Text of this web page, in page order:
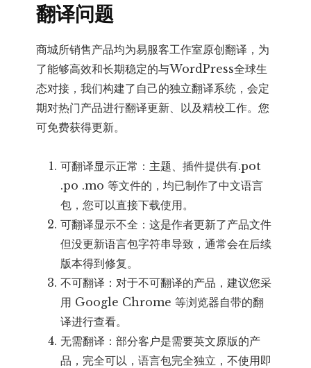
翻译问题
商城所销售产品均为易服客工作室原创翻译，为
了能够高效和长期稳定的与WordPress全球生
态对接，我们构建了自己的独立翻译系统，会定
期对热门产品进行翻译更新、以及精校工作。您
可免费获得更新。
可翻译显示正常：主题、插件提供有.pot
.po .mo 等文件的，均已制作了中文语言
包，您可以直接下载使用。
可翻译显示不全：这是作者更新了产品文件
但没更新语言包字符串导致，通常会在后续
版本得到修复。
不可翻译：对于不可翻译的产品，建议您采
用 Google Chrome 等浏览器自带的翻
译进行查看。
无需翻译：部分客户是需要英文原版的产
品，完全可以，语言包完全独立，不使用即